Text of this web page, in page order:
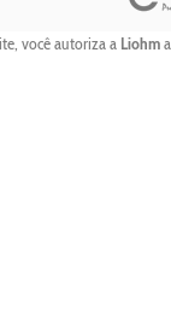
você autoriza a Liohm